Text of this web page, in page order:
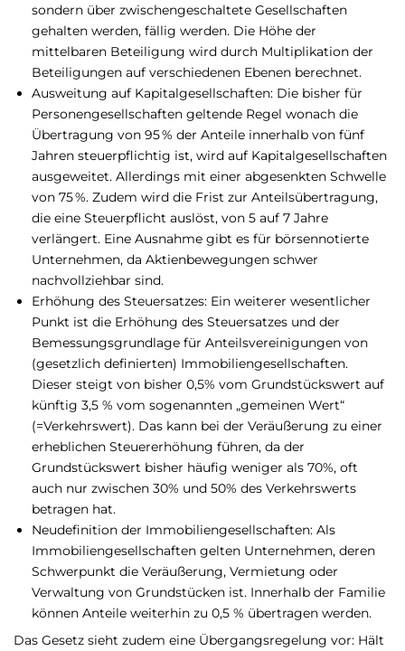
sondern über zwischengeschaltete Gesellschaften
gehalten werden, fällig werden. Die Höhe der
mittelbaren Beteiligung wird durch Multiplikation der
Beteiligungen auf verschiedenen Ebenen berechnet.
Ausweitung auf Kapitalgesellschaften: Die bisher für
Personengesellschaften geltende Regel wonach die
Übertragung von 95 % der Anteile innerhalb von fünf
Jahren steuerpflichtig ist, wird auf Kapitalgesellschaften
ausgeweitet. Allerdings mit einer abgesenkten Schwelle
von 75 %. Zudem wird die Frist zur Anteilsübertragung,
die eine Steuerpflicht auslöst, von 5 auf 7 Jahre
verlängert. Eine Ausnahme gibt es für börsennotierte
Unternehmen, da Aktienbewegungen schwer
nachvollziehbar sind.
Erhöhung des Steuersatzes: Ein weiterer wesentlicher
Punkt ist die Erhöhung des Steuersatzes und der
Bemessungsgrundlage für Anteilsvereinigungen von
(gesetzlich definierten) Immobiliengesellschaften.
Dieser steigt von bisher 0,5% vom Grundstückswert auf
künftig 3,5 % vom sogenannten „gemeinen Wert“
(=Verkehrswert). Das kann bei der Veräußerung zu einer
erheblichen Steuererhöhung führen, da der
Grundstückswert bisher häufig weniger als 70%, oft
auch nur zwischen 30% und 50% des Verkehrswerts
betragen hat.
Neudefinition der Immobiliengesellschaften: Als
Immobiliengesellschaften gelten Unternehmen, deren
Schwerpunkt die Veräußerung, Vermietung oder
Verwaltung von Grundstücken ist. Innerhalb der Familie
können Anteile weiterhin zu 0,5 % übertragen werden.
Das Gesetz sieht zudem eine Übergangsregelung vor: Hält